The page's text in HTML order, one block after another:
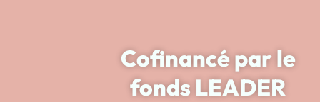
Cofinancé par le
fonds LEADER